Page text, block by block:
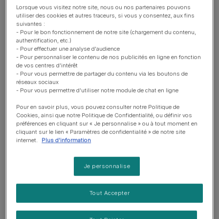
d’entre eux ont déclaré que
posséder un animal de compagnie
est bénéfique au sein d’une famille
pour le développement des enfants
(responsabilisation, socialisation
…)1.
Les enfants d’aujourd’hui sont la prochaine génération
de possesseurs d'animaux de compagnie de demain.
Purina est convaincue qu’il est important que les enfants
d'animaux de compagnie et sachent comment se
comporter avec eux.Les animaux apprennent aux
enfants à être responsables, en leur témoignant de
l'affection et en respectant les limites.
Lorsque vous visitez notre site, nous ou nos partenaires pouvons
utiliser des cookies et autres traceurs, si vous y consentez, aux fins
suivantes :
- Pour le bon fonctionnement de notre site (chargement du contenu,
authentification, etc.)
- Pour effectuer une analyse d'audience
- Pour personnaliser le contenu de nos publicités en ligne en fonction
de vos centres d'intérêt
- Pour vous permettre de partager du contenu via les boutons de
réseaux sociaux
- Pour vous permettre d'utiliser notre module de chat en ligne
Pour en savoir plus, vous pouvez consulter notre Politique de
Cookies, ainsi que notre Politique de Confidentialité, ou définir vos
préférences en cliquant sur « Je personnalise » ou à tout moment en
cliquant sur le lien « Paramètres de confidentialité » de notre site
internet.
Plus d'information
Je personnalise
Tout Accepter